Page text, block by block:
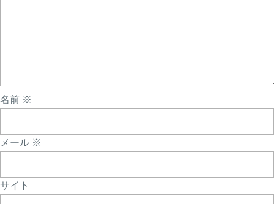
名前 ※
メール ※
サイト